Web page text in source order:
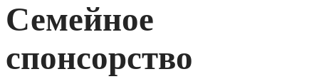
Семейное
спонсорство